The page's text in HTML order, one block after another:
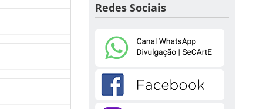
Redes Sociais